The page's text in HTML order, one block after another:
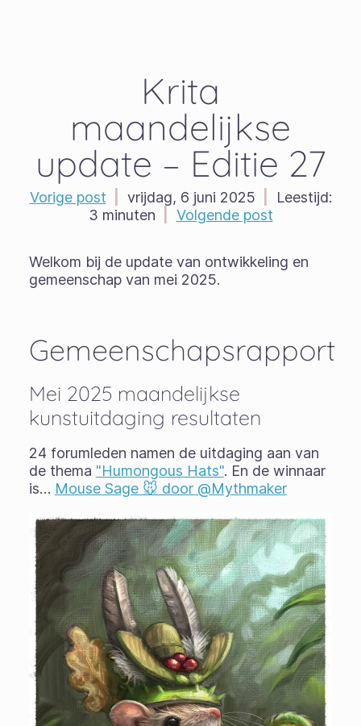
Krita
maandelijkse
update – Editie 27
Vorige post vrijdag, 6 juni 2025
Leestijd:
3 minuten
Volgende post
Welkom bij de update van ontwikkeling en
gemeenschap van mei 2025.
Gemeenschapsrapport
Mei 2025 maandelijkse
kunstuitdaging resultaten
24 forumleden namen de uitdaging aan van
de thema "Humongous Hats". En de winnaar
is… Mouse Sage 🐭 door @Mythmaker